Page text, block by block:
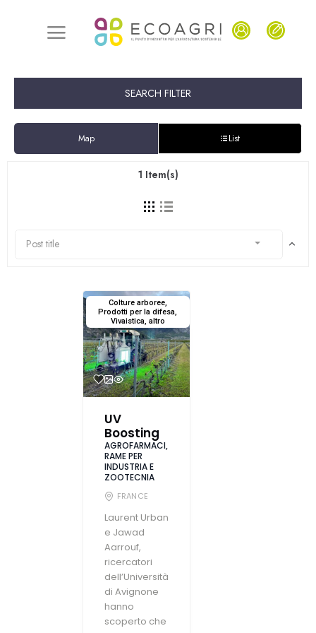
SEARCH FILTER
Map List
1 Item(s)
Post title
Colture arboree,
Prodotti per la difesa,
Vivaistica, altro
UV
Boosting
AGROFARMACI,
RAME PER
INDUSTRIA E
ZOOTECNIA
FRANCE
Laurent Urban
e Jawad
Aarrouf,
ricercatori
dell’Università
di Avignone
hanno
scoperto che